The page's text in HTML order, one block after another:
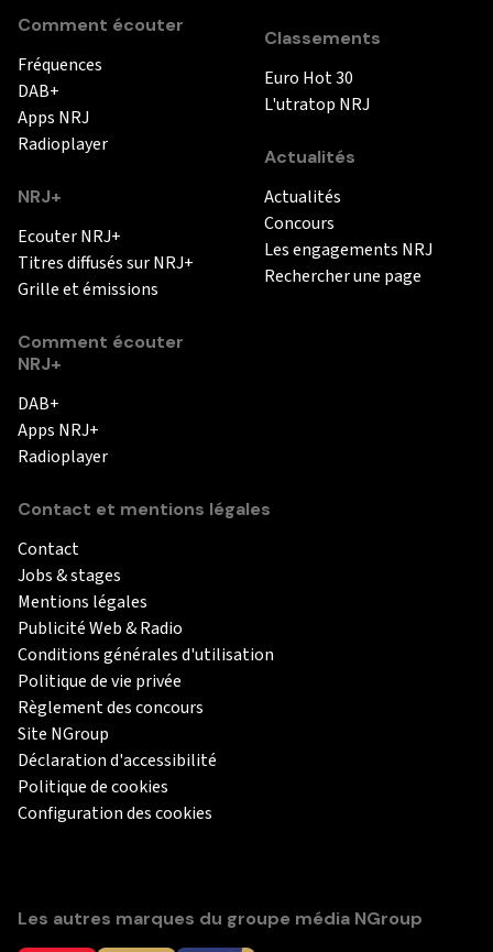
Comment écouter
Fréquences
DAB+
Apps NRJ
Radioplayer
NRJ+
Ecouter NRJ+
Titres diffusés sur NRJ+
Grille et émissions
Comment écouter
NRJ+
DAB+
Apps NRJ+
Radioplayer
Classements
Euro Hot 30
L'utratop NRJ
Actualités
Actualités
Concours
Les engagements NRJ
Rechercher une page
Contact et mentions légales
Contact
Jobs & stages
Mentions légales
Publicité Web & Radio
Conditions générales d'utilisation
Politique de vie privée
Règlement des concours
Site NGroup
Déclaration d'accessibilité
Politique de cookies
Configuration des cookies
Les autres marques du groupe média NGroup